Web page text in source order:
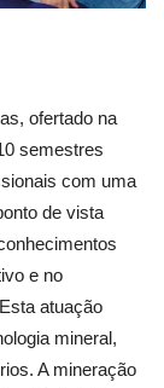
ofertado na
semestres
com uma
de vista
e no
atuação
mineral,
A mineração